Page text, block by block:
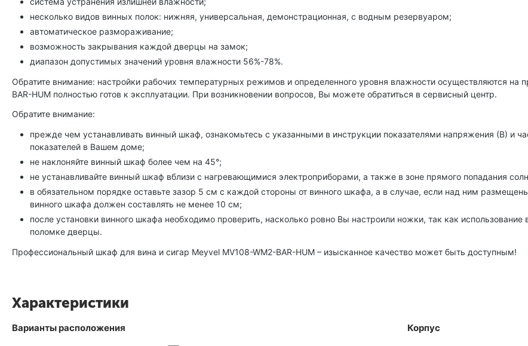
несколько видов винных полок: нижняя, универсальная, демонстрационная, с водным резервуаром;
автоматическое размораживание;
возможность закрывания каждой дверцы на замок;
диапазон допустимых значений уровня влажности 56%-78%.
Обратите внимание: настройки рабочих температурных режимов и определенного уровня влажности осуществляются
BAR-HUM полностью готов к эксплуатации. При возникновении вопросов, Вы можете обратиться в сервисный центр.
Обратите внимание:
прежде чем устанавливать винный шкаф, ознакомьтесь с указанными в инструкции показателями напряжения (В) и
показателей в Вашем доме;
не наклоняйте винный шкаф более чем на 45°;
не устанавливайте винный шкаф вблизи с нагревающимися электроприборами, а также в зоне прямого попадания
в обязательном порядке оставьте зазор 5 см с каждой стороны от винного шкафа, а в случае, если над ним
винного шкафа должен составлять не менее 10 см;
после установки винного шкафа необходимо проверить, насколько ровно Вы настроили ножки, так как
поломке дверцы.
Профессиональный шкаф для вина и сигар Meyvel MV108-WM2-BAR-HUM – изысканное качество может быть доступным!
Характеристики
Варианты расположения Корпус